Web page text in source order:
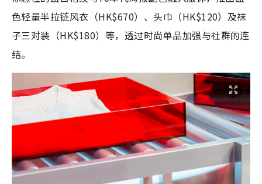
色轻量半拉链风衣（HK$670）、头巾（HK$120）及袜
子三对装（HK$180）等，透过时尚单品加强与社群的连
结。